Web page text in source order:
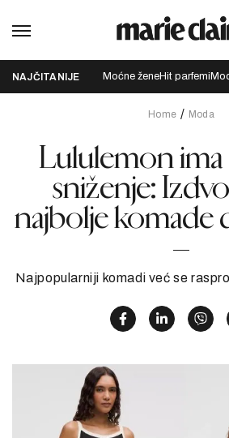
NAJČITANIJE Moćne ženeHit parfemi
Home Moda
Lululemon
sniženje:
najbolje komade
Najpopularniji komadi već se